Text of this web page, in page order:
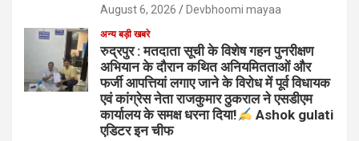
August 6, 2026 Devbhoomi mayaa
अन्य बड़ी खबरे
रुद्रपुर : मतदाता सूची के विशेष गहन पुनरीक्षण
अभियान के दौरान कथित अनियमितताओं और
फर्जी आपत्तियां लगाए जाने के विरोध में पूर्व विधायक
एवं कांग्रेस नेता राजकुमार ठुकराल ने एसडीएम
कार्यालय के समक्ष धरना दिया!
Ashok gulati
एडिटर इन चीफ